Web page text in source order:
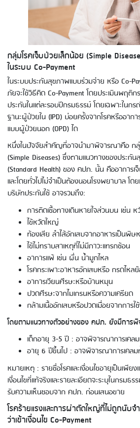
กลุ่มโรคเจ็บป่วยเล็กน้อย (Simple
ในระบบ Co-Payment
ในระบบประกันสุขภาพแบบร่วมจ่าย หรือ Co-
ภัยจะใช้วิธีคิด Co-Payment โดยประเมินพฤติก
ประกันในแต่ละรอบปีกรมธรรม์ โดยเฉพาะในก
ฐานะผู้ป่วยใน (IPD) บ่อยครั้งจากโรคหรืออาก
แบบผู้ป่วยนอก (OPD) ได
หนึ่งในปัจจัยสำคัญที่อาจนำมาพิจารณาคือ กลุ่
(Simple Diseases) ซึ่งตามแนวทางของประกั
(Standard Health) ของ คปภ. นั้น คืออาการเ
และโดยทั่วไปไม่จำเป็นต้องนอนโรงพยาบาล โ
บริษัทประกันใช้ อาจรวมถึง:
การติดเชื้อทางเดินหายใจส่วนบน เช่น
ไข้หวัดใหญ่
ท้องเสีย ลำไส้อักเสบจากอาหารเป็นพิษ
ไข้ไม่ทราบสาเหตุที่ไม่มีภาวะแทรกซ้อน
อาการแพ้ เช่น ผื่น น้ำมูกไหล
โรคกระเพาะอาหารอักเสบหรือ กรดไหล
อาการเวียนศีรษะหรือบ้านหมุน
ปวดศีรษะจากไมเกรนหรือความเครียด
กล้ามเนื้ออักเสบหรือปวดเมื่อยจากการใ
โดยตามแนวทางตัวอย่างของ คปภ. ยังมีการ
เด็กอายุ 3-5 ปี : อาจพิจารณาการเคลม
อายุ 6 ปีขึ้นไป : อาจพิจารณาการเคล
หมายเหตุ : รายชื่อโรคและเงื่อนไขอายุเป็นเพีย
เงื่อนไขที่แท้จริงและรายละเอียดจะระบุในกรมธ
รับความเห็นชอบจาก คปภ. ก่อนเสนอขาย
โรคร้ายแรงและการผ่าตัดใหญ่ที่ไม่ถูกนับ
ว่าเข้าเงื่อนไข Co-Payment